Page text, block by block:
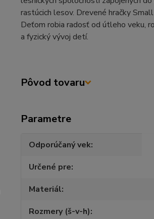
rastúcich lesov. Drevené hračky
Deťom robia radosť od útleho veku,
a fyzický vývoj detí.
Pôvod tovaru
Parametre
Odporúčaný vek
Určené pre
Materiál
Rozmery (š-v-h)